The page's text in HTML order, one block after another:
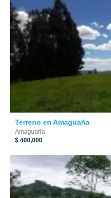
Terreno en Amaguaña
Amaguaña
$ 400,000